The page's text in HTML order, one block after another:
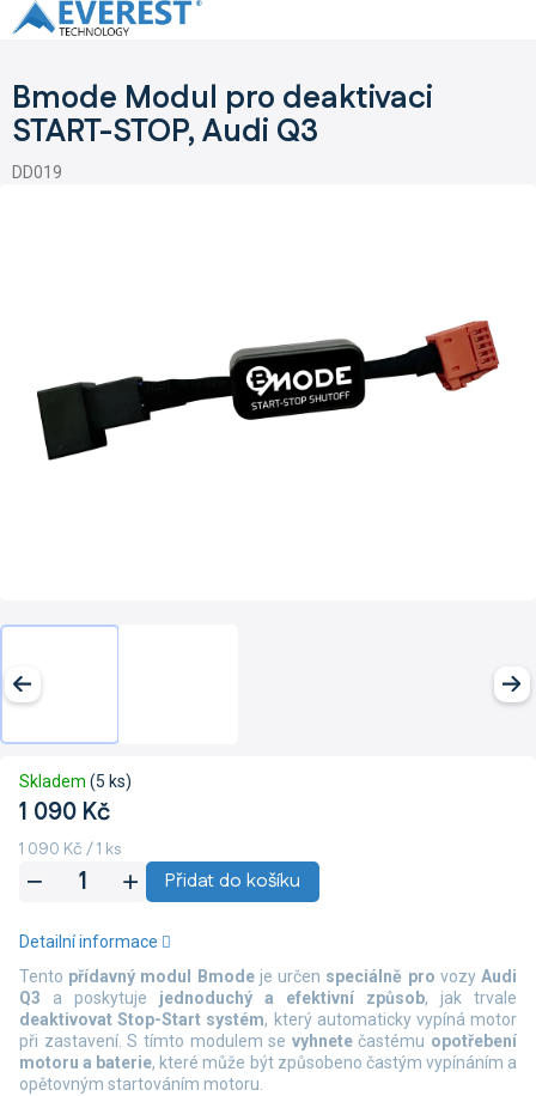
Přejít
na
Bmode Modul pro deaktivaci
START-STOP, Audi Q3
DD019
1 090 Kč
Měrná
1 090 Kč / 1 ks
Skladem (5 ks)
Přidat do košíku
Tento přídavný modul Bmodeje určen speciálně pro vozyAudi
Q3 a poskytuje jednoduchý a efektivní způsob, jak trvale
deaktivovat Stop-Start systém, který automaticky vypíná motor
při zastavení. S tímto modulem se vyhnetečastému opotřebení
motoru a baterie, které může být způsobeno častým vypínáním a
opětovným startováním motoru.
Detailní informace